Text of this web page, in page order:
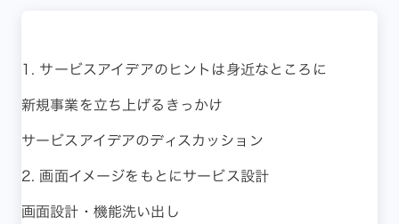
1. サービスアイデアのヒントは身近なところに
新規事業を立ち上げるきっかけ
サービスアイデアのディスカッション
2. 画面イメージをもとにサービス設計
画面設計・機能洗い出し